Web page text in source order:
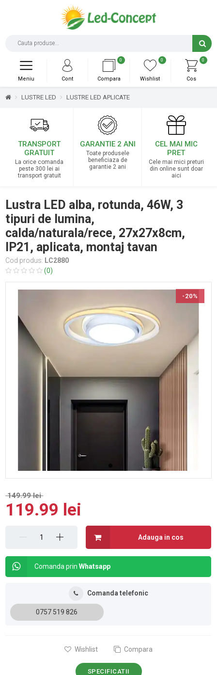
0
Cos
0
Wishlist
0
Compara
Cont
Meniu
LUSTRE LED LUSTRE LED APLICATE
TRANSPORT
GRATUIT
La orice comanda
peste 300 lei ai
transport gratuit
GARANTIE 2 ANI
Toate produsele
beneficiaza de
garantie 2 ani
CEL MAI MIC
PRET
Cele mai mici preturi
din online sunt doar
aici
Lustra LED alba, rotunda, 46W, 3
tipuri de lumina,
calda/naturala/rece, 27x27x8cm,
IP21, aplicata, montaj tavan
Cod produs: LC2880
(0)
-20%
149.99 lei
119.99 lei
Adauga in cos
Comanda prinWhatsapp
Comanda telefonic
0757 519 826
Wishlist Compara
SPECIFICATII